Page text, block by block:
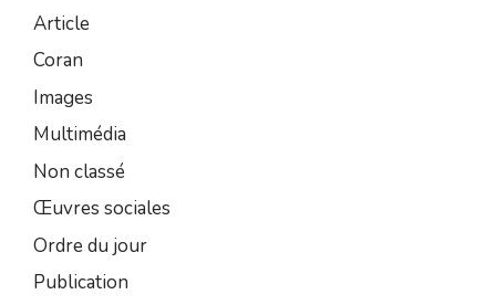
Article
Coran
Images
Multimédia
Non classé
Œuvres sociales
Ordre du jour
Publication